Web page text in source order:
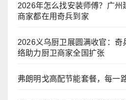
2026年怎么找安装师傅？广州
商家都在用奇兵到家
2026义乌厨卫展圆满收官：奇
络助力厨卫商家全国扩张
弗朗明戈高配节能套餐，每一